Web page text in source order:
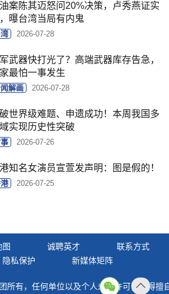
案陈其迈怒问20%决策，卢秀燕证实
，曝台湾当局有内鬼
2026-07-28
武器快打光了？高端武器库存告急，
最怕一事发生
解画 2026-07-28
世界级难题、申遗成功！本周我国多
实现历史性突破
2026-07-26
知名女演员宣萱发声明：图是假的！
2026-07-25
图 诚聘英才
联系方式
隐私保护 新媒体矩阵
所有，任何单位以及个人未经许可，不得擅